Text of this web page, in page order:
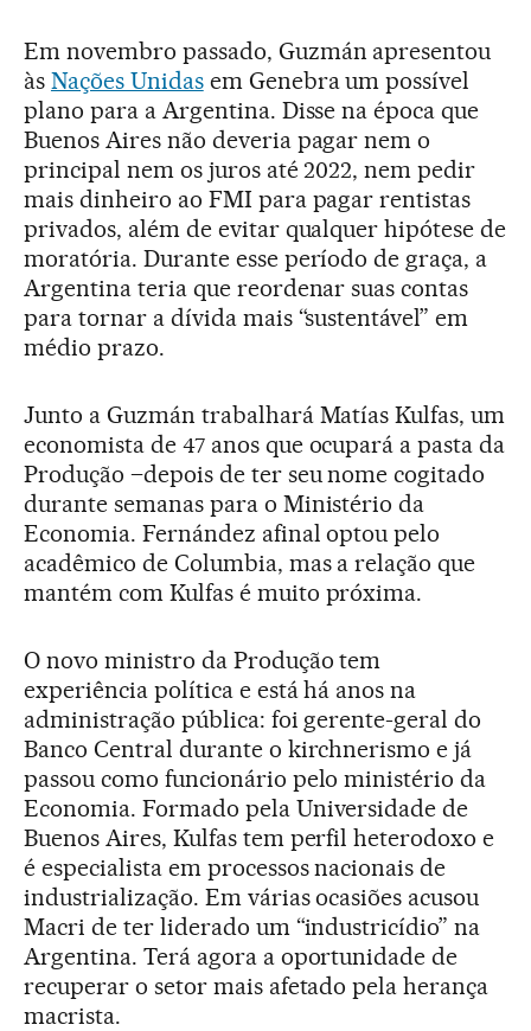
Em novembro passado, Guzmán apresentou
às Nações Unidasem Genebra um possível
plano para a Argentina. Disse na época que
Buenos Aires não deveria pagar nem o
principal nem os juros até 2022, nem pedir
mais dinheiro ao FMI para pagar rentistas
privados, além de evitar qualquer hipótese de
moratória. Durante esse período de graça, a
Argentina teria que reordenar suas contas
para tornar a dívida mais “sustentável” em
médio prazo.
Junto a Guzmán trabalhará Matías Kulfas, um
economista de 47 anos que ocupará a pasta da
Produção –depois de ter seu nome cogitado
durante semanas para o Ministério da
Economia. Fernández afinal optou pelo
acadêmico de Columbia, mas a relação que
mantém com Kulfas é muito próxima.
O novo ministro da Produção tem
experiência política e está há anos na
administração pública: foi gerente-geral do
Banco Central durante o kirchnerismo e já
passou como funcionário pelo ministério da
Economia. Formado pela Universidade de
Buenos Aires, Kulfas tem perfil heterodoxo e
é especialista em processos nacionais de
industrialização. Em várias ocasiões acusou
Macri de ter liderado um “industricídio” na
Argentina. Terá agora a oportunidade de
recuperar o setor mais afetado pela herança
macrista.